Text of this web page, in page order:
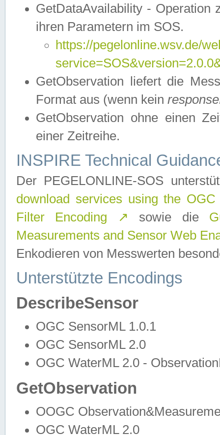
GetDataAvailability - Operation
ihren Parametern im SOS.
https://pegelonline.wsv.de/
GetObservation liefert die
Format aus (wenn kein
GetObservation ohne einen
einer Zeitreihe.
INSPIRE Technical
Der PEGELONLINE-SOS
download services using the
Filter Encoding
↗ sowie die
Measurements and Sensor Web
Enkodieren von Messwerten
Unterstützte Encodings
DescribeSensor
OGC SensorML 1.0.1
OGC SensorML 2.0
OGC WaterML 2.0 -
GetObservation
OOGC
OGC WaterML 2.0